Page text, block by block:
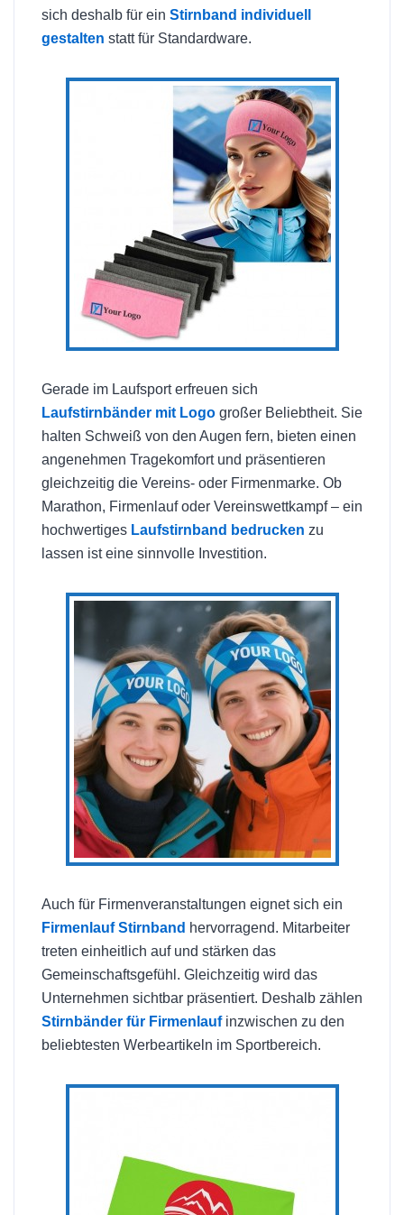
sich deshalb für ein Stirnband individuell
gestalten statt für Standardware.
Gerade im Laufsport erfreuen sich
Laufstirnbänder mit Logo großer Beliebtheit. Sie
halten Schweiß von den Augen fern, bieten einen
angenehmen Tragekomfort und präsentieren
gleichzeitig die Vereins- oder Firmenmarke. Ob
Marathon, Firmenlauf oder Vereinswettkampf – ein
hochwertiges Laufstirnband bedrucken zu
lassen ist eine sinnvolle Investition.
Auch für Firmenveranstaltungen eignet sich ein
Firmenlauf Stirnband hervorragend. Mitarbeiter
treten einheitlich auf und stärken das
Gemeinschaftsgefühl. Gleichzeitig wird das
Unternehmen sichtbar präsentiert. Deshalb zählen
Stirnbänder für Firmenlaufinzwischen zu den
beliebtesten Werbeartikeln im Sportbereich.